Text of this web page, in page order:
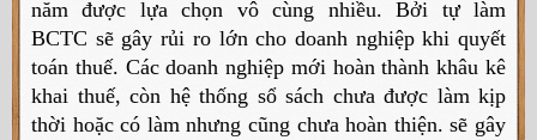
năm được lựa chọn vô cùng nhiều. Bởi tự làm
BCTC sẽ gây rủi ro lớn cho doanh nghiệp khi quyết
toán thuế. Các doanh nghiệp mới hoàn thành khâu kê
khai thuế, còn hệ thống sổ sách chưa được làm kịp
thời hoặc có làm nhưng cũng chưa hoàn thiện. sẽ gây